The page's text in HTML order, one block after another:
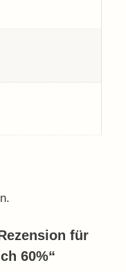
für
60%“